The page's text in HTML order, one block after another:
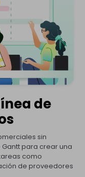
de
sin
para crear una
como
de proveedores